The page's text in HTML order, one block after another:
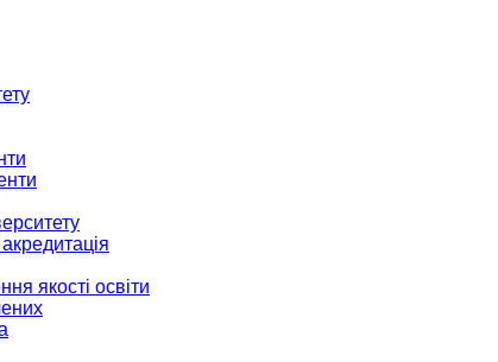
якості освіти